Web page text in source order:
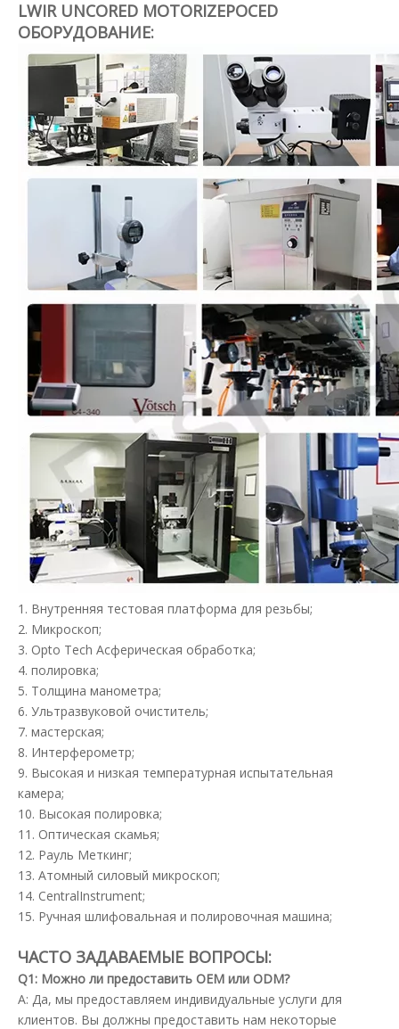
LWIR UNCORED MOTORIZEPOCED
ОБОРУДОВАНИЕ:
1. Внутренняя тестовая платформа для резьбы;
2. Микроскоп;
3. Opto Tech Асферическая обработка;
4. полировка;
5. Толщина манометра;
6. Ультразвуковой очиститель;
7. мастерская;
8. Интерферометр;
9. Высокая и низкая температурная испытательная
камера;
10. Высокая полировка;
11. Оптическая скамья;
12. Рауль Меткинг;
13. Атомный силовый микроскоп;
14. CentralInstrument;
15. Ручная шлифовальная и полировочная машина;
ЧАСТО ЗАДАВАЕМЫЕ ВОПРОСЫ:
Q1: Можно ли предоставить OEM или ODM?
A: Да, мы предоставляем индивидуальные услуги для
клиентов. Вы должны предоставить нам некоторые